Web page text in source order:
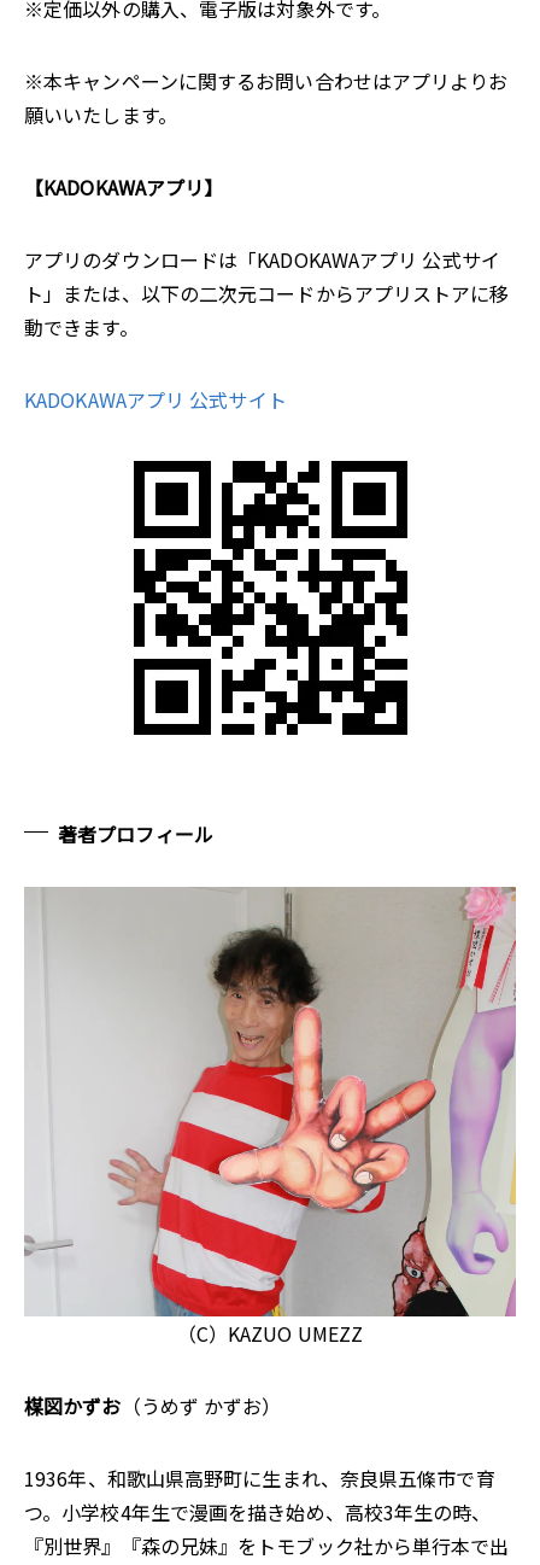
※定価以外の購入、電子版は対象外です。
※本キャンペーンに関するお問い合わせはアプリよりお
願いいたします。
【KADOKAWAアプリ】
アプリのダウンロードは「KADOKAWAアプリ 公式サイ
ト」または、以下の二次元コードからアプリストアに移
動できます。
KADOKAWAアプリ 公式サイト
著者プロフィール
（C）KAZUO UMEZZ
楳図かずお （うめず かずお）
1936年、和歌山県高野町に生まれ、奈良県五條市で育
つ。小学校4年生で漫画を描き始め、高校3年生の時、
『別世界』『森の兄妹』をトモブック社から単行本で出